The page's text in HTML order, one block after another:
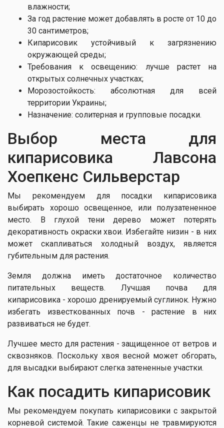
влажности;
За год растение может добавлять в росте от 10 до
30 сантиметров;
Кипарисовик устойчивый к загрязнению
окружающей среды;
Требования к освещению: лучше растет на
открытых солнечных участках;
Морозостойкость: абсолютная для всей
территории Украины;
Назначение: солитерная и групповые посадки.
Выбор места для
кипарисовика Лавсона
Хоепкенс Сильверстар
Мы рекомендуем для посадки кипарисовика
выбирать хорошо освещенное, или полузатененное
место. В глухой тени дерево может потерять
декоративность окраски хвои. Избегайте низин - в них
может скапливаться холодный воздух, является
губительным для растения.
Земля должна иметь достаточное количество
питательных веществ. Лучшая почва для
кипарисовика - хорошо дренируемый суглинок. Нужно
избегать известкованных почв - растение в них
развиваться не будет.
Лучшее место для растения - защищенное от ветров и
сквозняков. Поскольку хвоя весной может обгорать,
для высадки выбирают слегка затененные участки.
Как посадить кипарисовик
Мы рекомендуем покупать кипарисовики с закрытой
корневой системой. Такие саженцы не травмируются